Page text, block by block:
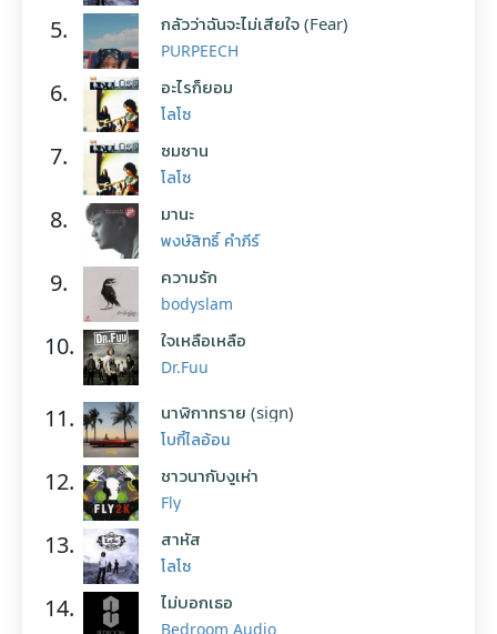
5. กลัวว่าฉันจะไม่เสียใจ (Fear)
PURPEECH
6. อะไรก็ยอม
โลโซ
7. ซมซาน
โลโซ
8. มานะ
พงษ์สิทธิ์ คำภีร์
9. ความรัก
bodyslam
10. ใจเหลือเหลือ
Dr.Fuu
11. นาฬิกาทราย (sign)
โบกี้ไลอ้อน
12. ชาวนากับงูเห่า
Fly
13. สาหัส
โลโซ
14. ไม่บอกเธอ
Bedroom Audio